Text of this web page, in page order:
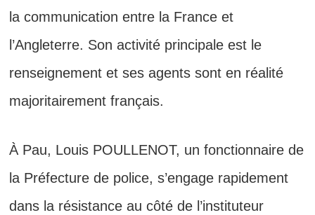
la communication entre la France et
l’Angleterre. Son activité principale est le
renseignement et ses agents sont en réalité
majoritairement français.
À Pau, Louis POULLENOT, un fonctionnaire de
la Préfecture de police, s’engage rapidement
dans la résistance au côté de l’instituteur